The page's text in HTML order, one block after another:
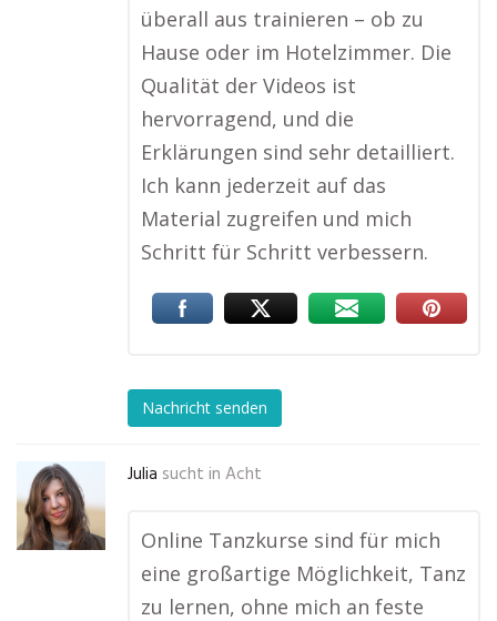
überall aus trainieren – ob zu
Hause oder im Hotelzimmer. Die
Qualität der Videos ist
hervorragend, und die
Erklärungen sind sehr detailliert.
Ich kann jederzeit auf das
Material zugreifen und mich
Schritt für Schritt verbessern.
Nachricht senden
Julia sucht in Acht
Online Tanzkurse sind für mich
eine großartige Möglichkeit, Tanz
zu lernen, ohne mich an feste